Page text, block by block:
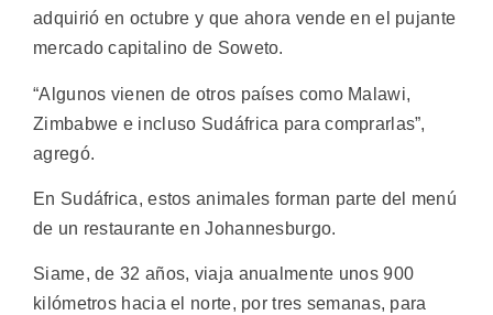
adquirió en octubre y que ahora vende en el pujante
mercado capitalino de Soweto.
“Algunos vienen de otros países como Malawi,
Zimbabwe e incluso Sudáfrica para comprarlas”,
agregó.
En Sudáfrica, estos animales forman parte del menú
de un restaurante en Johannesburgo.
Siame, de 32 años, viaja anualmente unos 900
kilómetros hacia el norte, por tres semanas, para